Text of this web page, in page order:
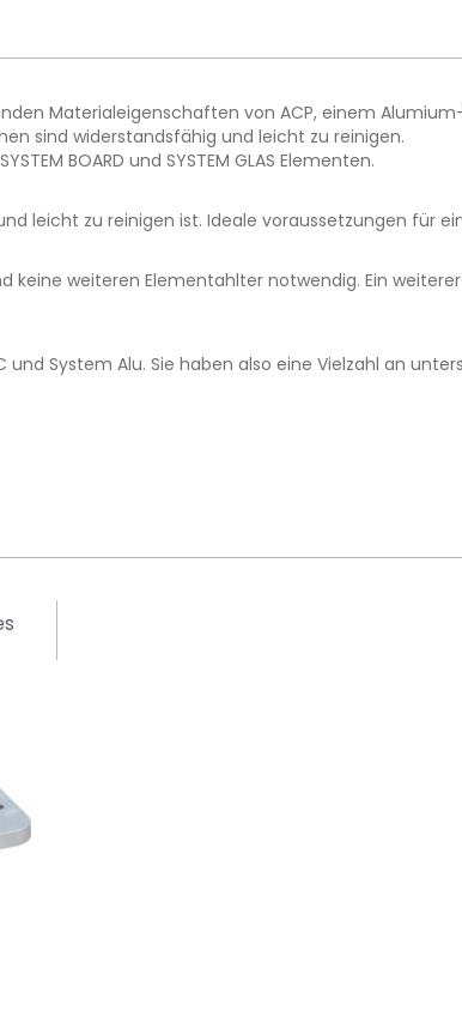
Materialeigenschaften von ACP, einem
sind widerstandsfähig und leicht zu reinigen.
BOARD und SYSTEM GLAS Elementen.
leicht zu reinigen ist. Ideale voraussetzungen für
weiteren Elementahlter notwendig. Ein
System Alu. Sie haben also eine Vielzahl an